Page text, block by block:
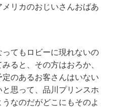
リカのおじいさんおばあ
てもロビーに現れないの
ると、その方はおろか、
のあるお客さんはいない
思って、品川プリンスホ
なのだがどこにもそのよ